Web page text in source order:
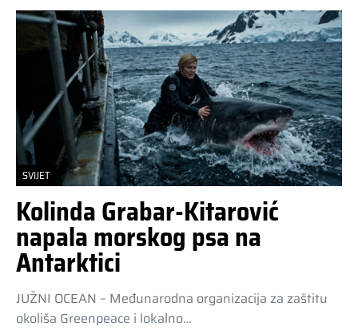
SVIJET
Kolinda Grabar-Kitarović
napala morskog psa na
Antarktici
JUŽNI OCEAN – Međunarodna organizacija za zaštitu
okoliša Greenpeace i lokalno…